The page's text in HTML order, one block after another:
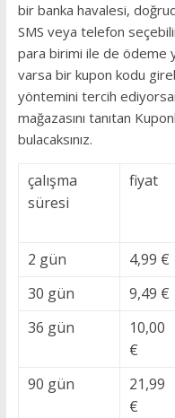
bir banka havalesi,
SMS veya telefon
para birimi ile de ödeme
varsa bir kupon kodu
yöntemini tercih
mağazasını tanıtan
bulacaksınız.
çalışma
süresi
fiyat
2 gün
4,99 €
30 gün
9,49 €
36 gün
10,00
€
90 gün
21,99
€